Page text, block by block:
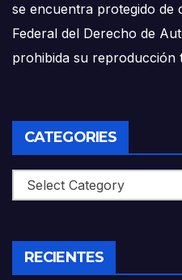
se encuentra protegido de
Federal del Derecho de
prohibida su reproducción
CATEGORIES
Categories
RECIENTES